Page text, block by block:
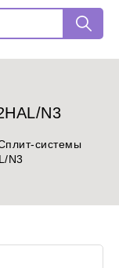
N3
системы
N3